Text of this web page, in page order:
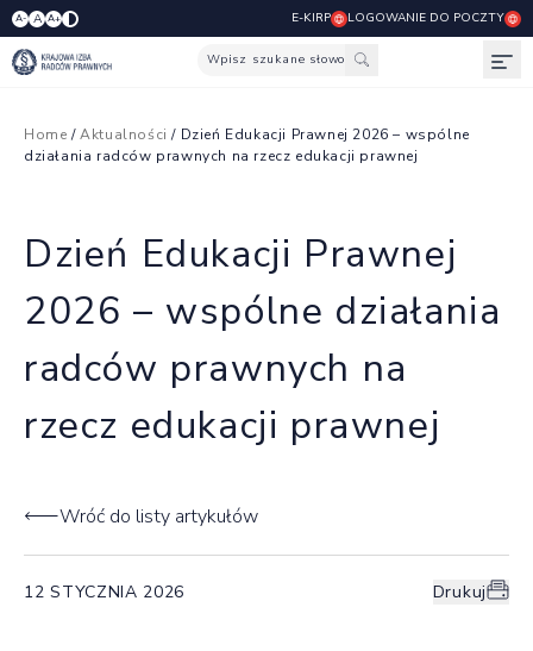
A- A A+ E-KIRP LOGOWANIE DO POCZTY
Wpisz szukane słowo
Home /Aktualności / Dzień Edukacji Prawnej 2026 – wspólne
działania radców prawnych na rzecz edukacji prawnej
Dzień Edukacji Prawnej
2026 – wspólne działania
radców prawnych na
rzecz edukacji prawnej
Wróć do listy artykułów
12 STYCZNIA 2026 Drukuj